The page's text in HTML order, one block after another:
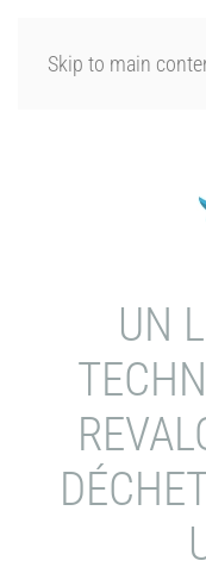
Skip to main
UN